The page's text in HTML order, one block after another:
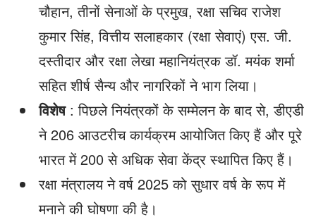
चौहान, तीनों सेनाओं के प्रमुख, रक्षा सचिव राजेश
कुमार सिंह, वित्तीय सलाहकार (रक्षा सेवाएं) एस. जी.
दस्तीदार और रक्षा लेखा महानियंत्रक डॉ. मयंक शर्मा
सहित शीर्ष सैन्य और नागरिकों ने भाग लिया।
विशेष: पिछले नियंत्रकों के सम्मेलन के बाद से, डीएडी
ने 206 आउटरीच कार्यक्रम आयोजित किए हैं और पूरे
भारत में 200 से अधिक सेवा केंद्र स्थापित किए हैं।
रक्षा मंत्रालय ने वर्ष 2025 को सुधार वर्ष के रूप में
मनाने की घोषणा की है।